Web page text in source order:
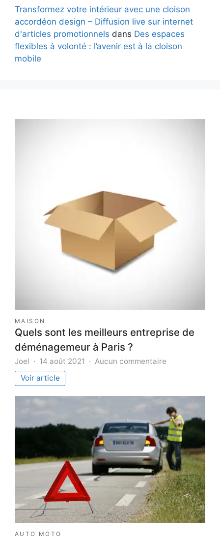
Transformez votre intérieur avec une cloison
accordéon design – Diffusion live sur internet
d'articles promotionnels dans Des espaces
flexibles à volonté : l’avenir est à la cloison
mobile
MAISON
Quels sont les meilleurs entreprise de
déménagemeur à Paris ?
Joel 14 août 2021 Aucun commentaire
meilleurs
entreprise
de
à
Paris
?
Voir article
AUTO MOTO